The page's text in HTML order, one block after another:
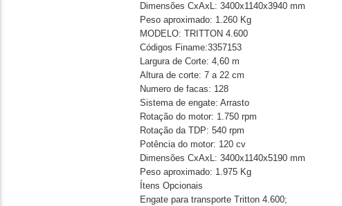
Dimensões CxAxL: 3400x1140x3940 mm
Peso aproximado: 1.260 Kg
MODELO: TRITTON 4.600
Códigos Finame:3357153
Largura de Corte: 4,60 m
Altura de corte: 7 a 22 cm
Numero de facas: 128
Sistema de engate: Arrasto
Rotação do motor: 1.750 rpm
Rotação da TDP: 540 rpm
Potência do motor: 120 cv
Dimensões CxAxL: 3400x1140x5190 mm
Peso aproximado: 1.975 Kg
Ítens Opcionais
Engate para transporte Tritton 4.600;